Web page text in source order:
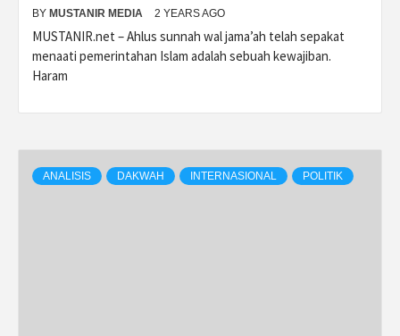
BY MUSTANIR MEDIA 2 YEARS AGO
MUSTANIR.net – Ahlus sunnah wal jama’ah telah sepakat
menaati pemerintahan Islam adalah sebuah kewajiban.
Haram
ANALISIS DAKWAH INTERNASIONAL POLITIK